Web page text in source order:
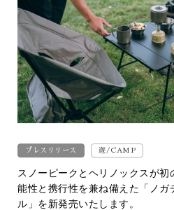
プレスリリース 遊/CAMP
スノーピークとヘリノックスが
能性と携行性を兼ね備えた「ノガ
ル」を新発売いたします。